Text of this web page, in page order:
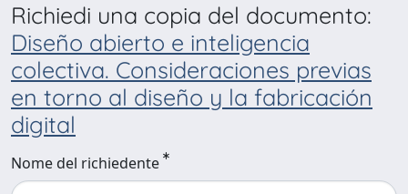
Richiedi una copia del documento:
Diseño abierto e inteligencia
colectiva. Consideraciones previas
en torno al diseño y la fabricación
digital
Nome del richiedente